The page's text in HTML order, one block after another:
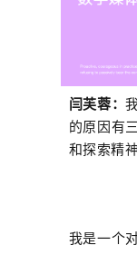
闫芙蓉：
的原因有
和探索精神
我是一个